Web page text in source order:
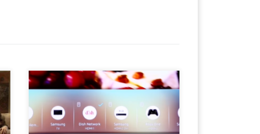
Samsung Electronics представила
свою новую линейку SUHD TV 2016
года на выставке CES 2016 в Лас
Вегасе. Новый пользовательский
опыт (UX) Samsung Smart TV 2016